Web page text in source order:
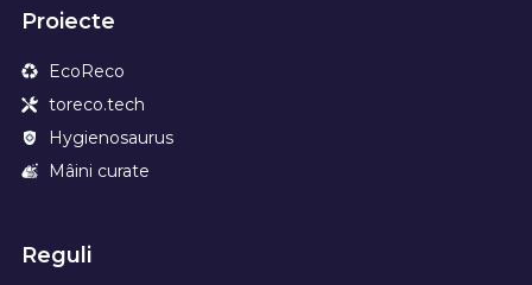
Proiecte
EcoReco
toreco.tech
Hygienosaurus
Mâini curate
Reguli